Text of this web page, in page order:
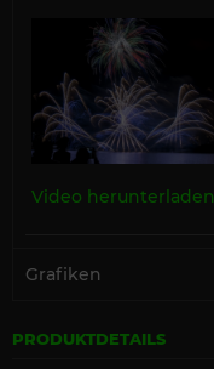
Video herunterladen
Grafiken
PRODUKTDETAILS